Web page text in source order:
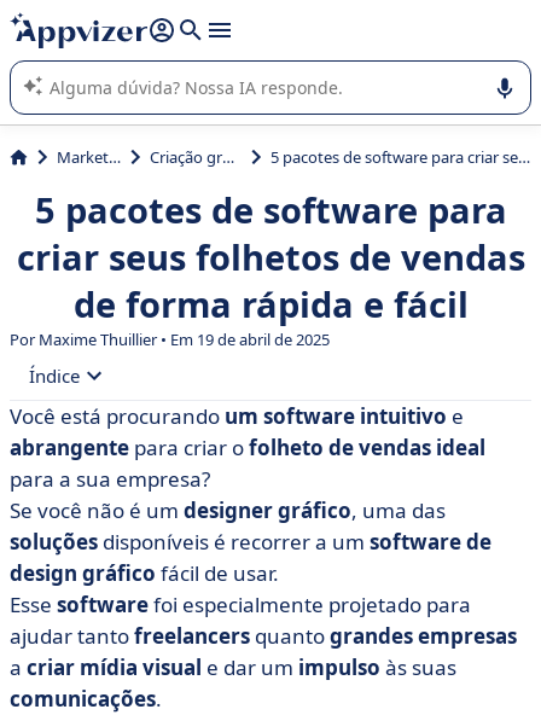
de nossa IA (várias linhas com
A IA do Appvizer o orienta no uso ou na seleção de software
SaaS para sua empresa.
Marketing Criação gráfica 5 pacotes de software para criar seus folhetos de vendas de forma rápida e fácil
5 pacotes de software para
criar seus folhetos de vendas
de forma rápida e fácil
Por Maxime Thuillier • Em 19 de abril de 2025
Índice
• Como escolher o software ideal?
• Tabela comparativa de software para criação de
folhetos de vendas
• Adobe Illustrator
• Canva
• EdrawMax
• Flipsnack
• Microsoft Publisher
Você está procurando um software intuitivo e
abrangente para criar ofolheto de vendas ideal
para a sua empresa?
Se você não é um designer gráfico, uma das
soluções disponíveis é recorrer a um softwarede
design gráfico fácil de usar.
Esse softwarefoi especialmente projetado para
ajudar tantofreelancers quantograndes empresas
a criar mídia visual e dar um impulso às suas
comunicações.